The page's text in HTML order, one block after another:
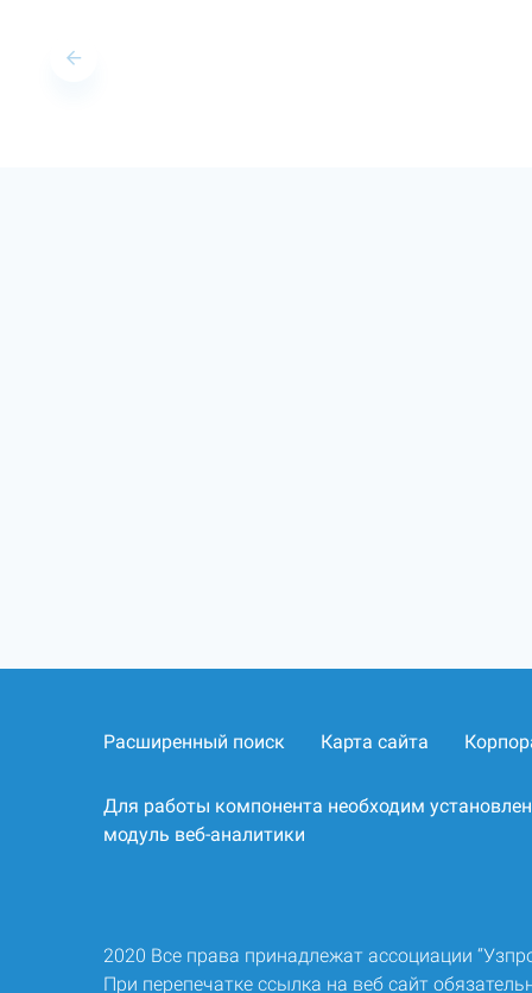
Расширенный поиск Карта сайта
Для работы компонента необходим
модуль веб-аналитики
2020 Все права принадлежат ассоциации
При перепечатке ссылка на веб сайт